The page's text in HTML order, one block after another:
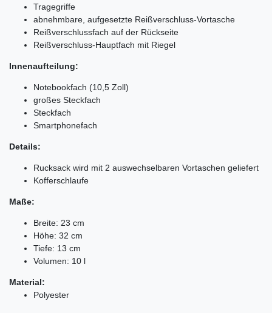
Tragegriffe
abnehmbare, aufgesetzte Reißverschluss-Vortasche
Reißverschlussfach auf der Rückseite
Reißverschluss-Hauptfach mit Riegel
Innenaufteilung:
Notebookfach (10,5 Zoll)
großes Steckfach
Steckfach
Smartphonefach
Details:
Rucksack wird mit 2 auswechselbaren Vortaschen geliefert
Kofferschlaufe
Maße:
Breite: 23 cm
Höhe: 32 cm
Tiefe: 13 cm
Volumen: 10 l
Material:
Polyester